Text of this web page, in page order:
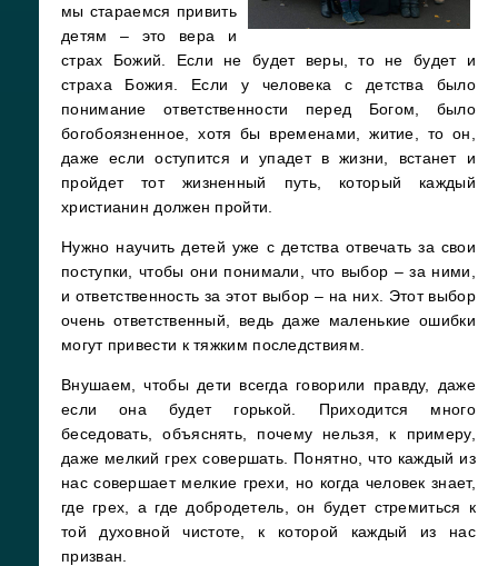
мы стараемся привить
детям – это вера и
страх Божий. Если не будет веры, то не будет и
страха Божия. Если у человека с детства было
понимание ответственности перед Богом, было
богобоязненное, хотя бы временами, житие, то он,
даже если оступится и упадет в жизни, встанет и
пройдет тот жизненный путь, который каждый
христианин должен пройти.
Нужно научить детей уже с детства отвечать за свои
поступки, чтобы они понимали, что выбор – за ними,
и ответственность за этот выбор – на них. Этот выбор
очень ответственный, ведь даже маленькие ошибки
могут привести к тяжким последствиям.
Внушаем, чтобы дети всегда говорили правду, даже
если она будет горькой. Приходится много
беседовать, объяснять, почему нельзя, к примеру,
даже мелкий грех совершать. Понятно, что каждый из
нас совершает мелкие грехи, но когда человек знает,
где грех, а где добродетель, он будет стремиться к
той духовной чистоте, к которой каждый из нас
призван.